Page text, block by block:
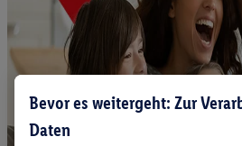
Bevor es weitergeht: Zur
Daten